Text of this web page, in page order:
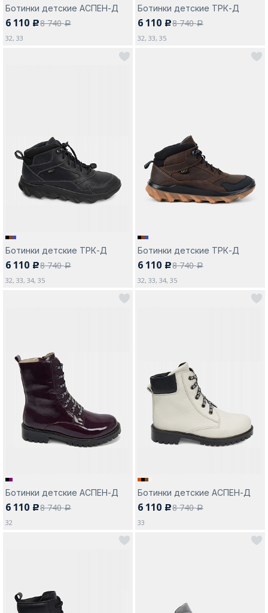
Ботинки детские АСПЕН-Д
6 110 c8 740a
32, 33
Ботинки детские ТРК-Д
6 110 c8 740a
32, 33, 35
Ботинки детские ТРК-Д
6 110 c8 740a
32, 33, 34, 35
Ботинки детские ТРК-Д
6 110 c8 740a
32, 33, 34, 35
Ботинки детские АСПЕН-Д
6 110 c8 740a
32
Ботинки детские АСПЕН-Д
6 110 c8 740a
33